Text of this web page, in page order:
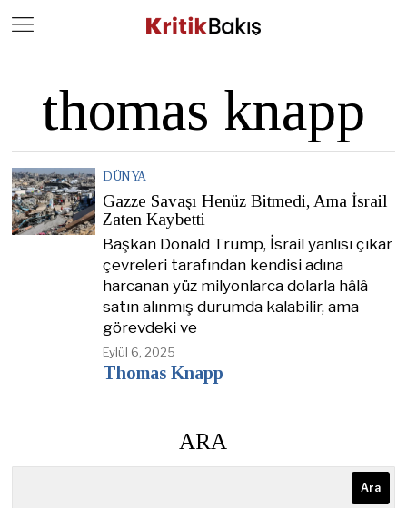
thomas knapp
DÜNYA
Gazze Savaşı Henüz Bitmedi, Ama İsrail
Zaten Kaybetti
Başkan Donald Trump, İsrail yanlısı çıkar
çevreleri tarafından kendisi adına
harcanan yüz milyonlarca dolarla hâlâ
satın alınmış durumda kalabilir, ama
görevdeki ve
Eylül 6, 2025
Thomas Knapp
ARA
Ara